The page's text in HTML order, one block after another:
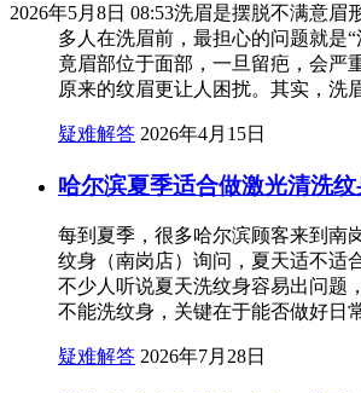
2026年5月8日 08:53洗眉是摆脱不满意眉
多人在洗眉前，最担心的问题就是
竟眉部位于面部，一旦留疤，会严
原来的纹眉更让人困扰。其实，洗
疑难解答 2026年4月15日
哈尔滨夏季适合做激光清洗纹
每到夏季，很多哈尔滨顾客来到南
纹身（南岗店）询问，夏天适不适
不少人听说夏天洗纹身容易出问题
不能洗纹身，关键在于能否做好日
疑难解答 2026年7月28日